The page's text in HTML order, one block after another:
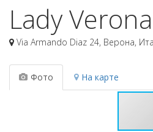
Lady
Via Armando Diaz 24, Верона,
Фото На карте